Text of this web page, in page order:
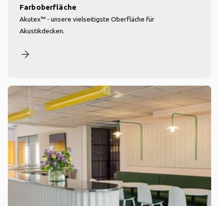
Farboberfläche
Akutex™ - unsere vielseitigste Oberfläche für
Akustikdecken.
arrow_forward